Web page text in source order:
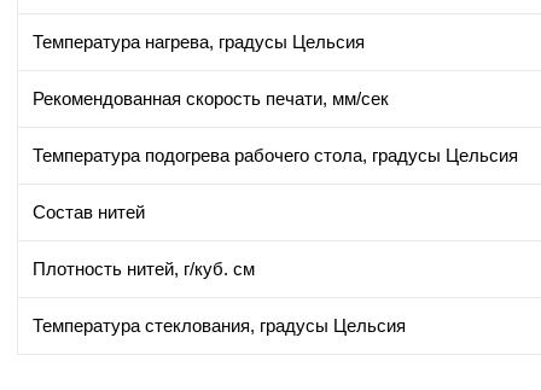
Температура нагрева, градусы Цельсия
Рекомендованная скорость печати, мм/сек
Температура подогрева рабочего стола, градусы Цельсия
Состав нитей
Плотность нитей, г/куб. см
Температура стеклования, градусы Цельсия